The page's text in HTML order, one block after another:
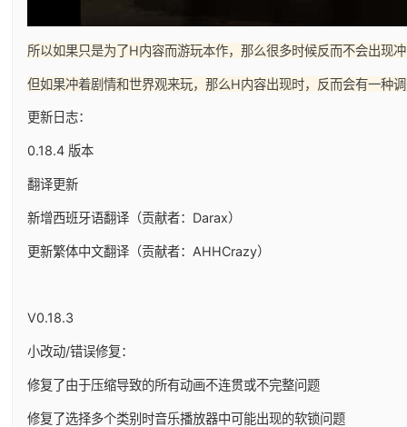
所以如果只是为了H内容而游玩本作，那么很多时候反而不会出现
但如果冲着剧情和世界观来玩，那么H内容出现时，反而会有一种
更新日志：
0.18.4 版本
翻译更新
新增西班牙语翻译（贡献者：Darax）
更新繁体中文翻译（贡献者：AHHCrazy）
V0.18.3
小改动/错误修复：
修复了由于压缩导致的所有动画不连贯或不完整问题
修复了选择多个类别时音乐播放器中可能出现的软锁问题